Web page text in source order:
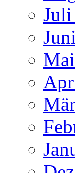
Juli